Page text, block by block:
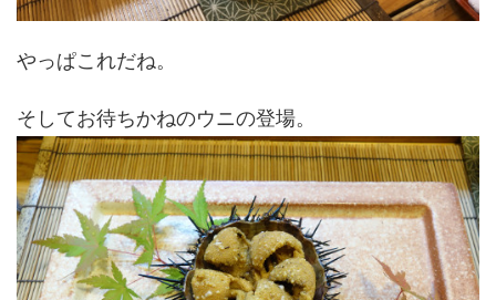
やっぱこれだね。
そしてお待ちかねのウニの登場。